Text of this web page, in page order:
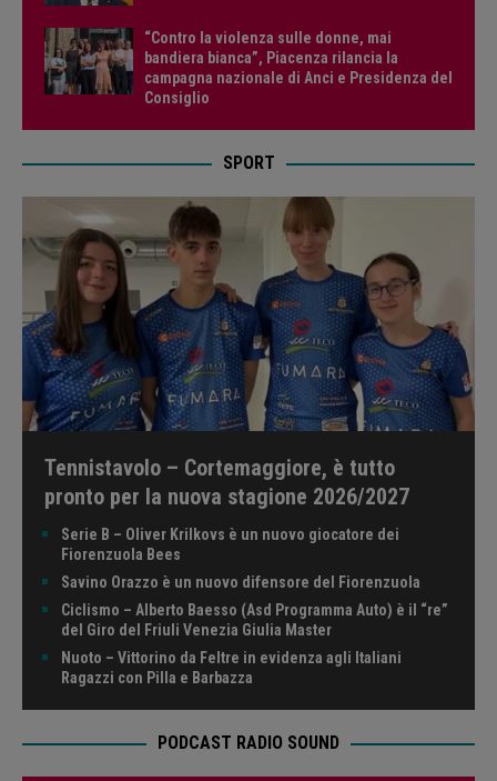
“Contro la violenza sulle donne, mai
bandiera bianca”, Piacenza rilancia la
campagna nazionale di Anci e Presidenza del
Consiglio
SPORT
Tennistavolo – Cortemaggiore, è tutto
pronto per la nuova stagione 2026/2027
Serie B – Oliver Krilkovs è un nuovo giocatore dei
Fiorenzuola Bees
Savino Orazzo è un nuovo difensore del Fiorenzuola
Ciclismo – Alberto Baesso (Asd Programma Auto) è il “re”
del Giro del Friuli Venezia Giulia Master
Nuoto – Vittorino da Feltre in evidenza agli Italiani
Ragazzi con Pilla e Barbazza
PODCAST RADIO SOUND